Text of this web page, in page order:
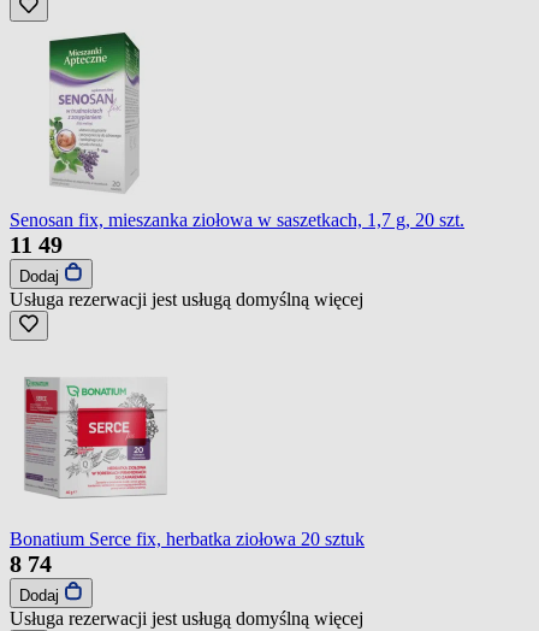
Senosan fix, mieszanka ziołowa w saszetkach, 1,7 g, 20 szt.
11 49
Dodaj
Usługa rezerwacji jest usługą domyślną więcej
Bonatium Serce fix, herbatka ziołowa 20 sztuk
8 74
Dodaj
Usługa rezerwacji jest usługą domyślną więcej